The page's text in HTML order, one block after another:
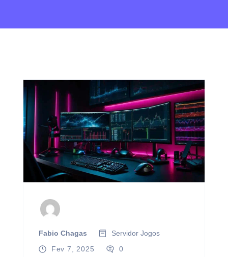
Fabio Chagas
Servidor Jogos
Fev 7, 2025
0